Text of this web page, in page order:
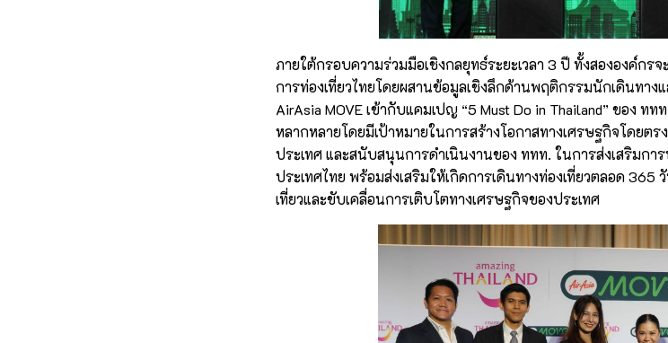
ภายใต้กรอบความร่วมมือเชิงกลยุทธ์ระยะเวลา 3 ปี ทั้งสององค์กร
การท่องเที่ยวไทยโดยผสานข้อมูลเชิงลึกด้านพฤติกรรมนักเดินทา
AirAsia MOVE เข้ากับแคมเปญ “5 Must Do in Thailand” ของ ท
หลากหลายโดยมีเป้าหมายในการสร้างโอกาสทางเศรษฐกิจโดยต
ประเทศ และสนับสนุนการดำเนินงานของ ททท. ในการส่งเสริมการ
ประเทศไทย พร้อมส่งเสริมให้เกิดการเดินทางท่องเที่ยวตลอด 365
เที่ยวและขับเคลื่อนการเติบโตทางเศรษฐกิจของประเทศ